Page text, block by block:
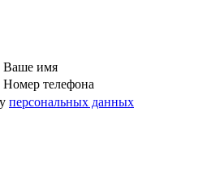
Ваше имя
Номер телефона
персональных данных